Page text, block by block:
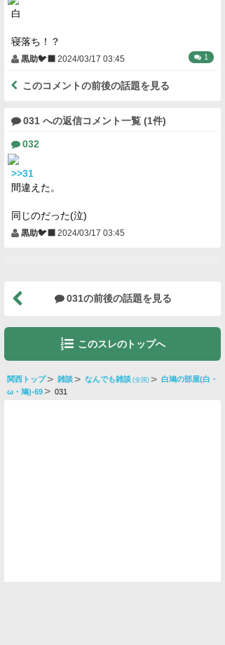
白
寝落ち！？
黒助🐦‍⬛ 2024/03/17 03:45 1
このコメントの前後の話題を見る
031 への返信コメント一覧 (1件)
032
>>31
間違えた。
同じのだった(泣)
黒助🐦‍⬛ 2024/03/17 03:45
031の前後の話題を見る
このスレのトップへ
関西トップ 雑談 なんでも雑談 (全国)
白鳩の部屋(白・
ω・鳩)-69
031